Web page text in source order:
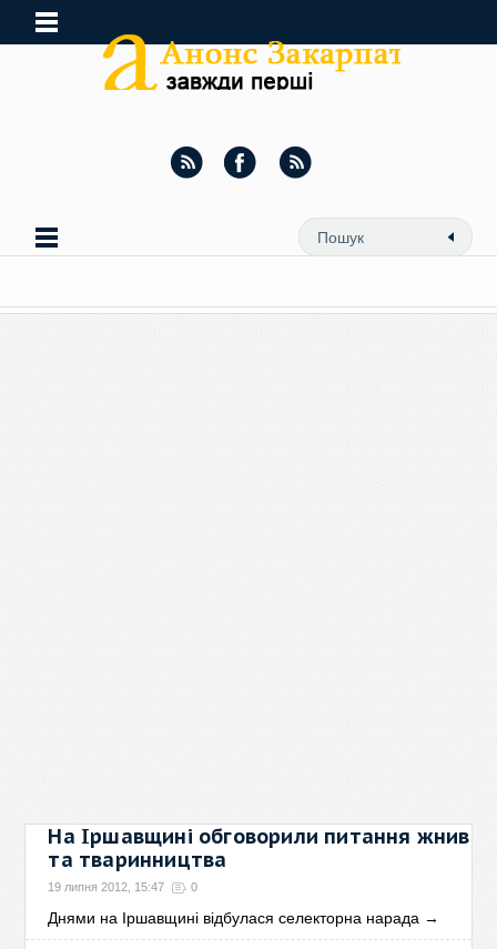
На Іршавщині обговорили питання жнив
та тваринництва
19 липня 2012, 15:47 0
Днями на Іршавщині відбулася селекторна нарада →